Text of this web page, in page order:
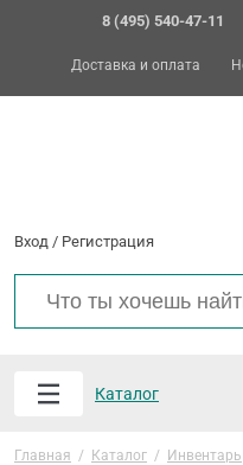
8 (495) 540-47-11
Доставка и оплата
Вход / Регистрация
Каталог
Главная / Каталог / Инвентарь